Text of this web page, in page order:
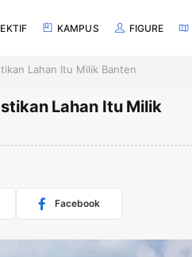
KAMPUS FIGURE
Lahan Itu Milik Banten
Lahan Itu Milik
Facebook